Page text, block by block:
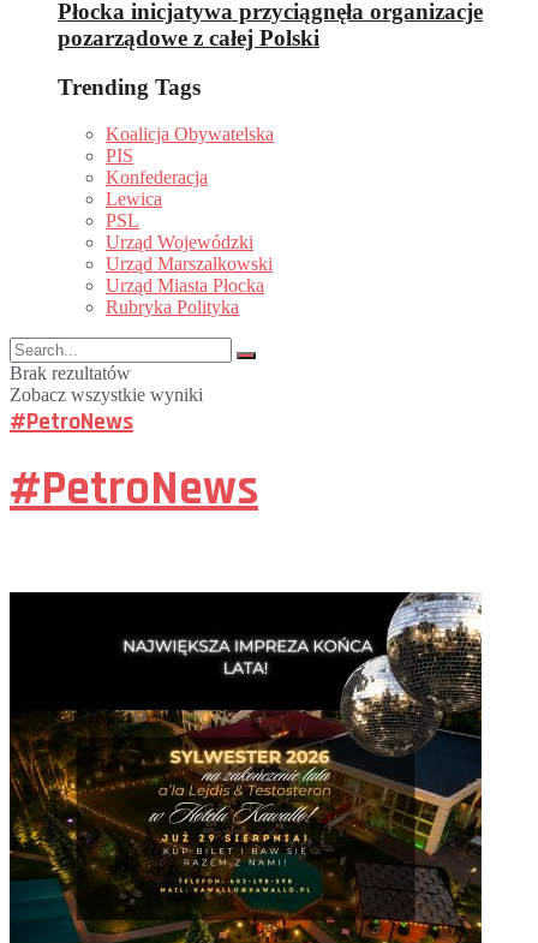
Płocka inicjatywa przyciągnęła organizacje
pozarządowe z całej Polski
Trending Tags
Koalicja Obywatelska
PIS
Konfederacja
Lewica
PSL
Urząd Wojewódzki
Urząd Marszałkowski
Urząd Miasta Płocka
Rubryka Polityka
Brak rezultatów
Zobacz wszystkie wyniki
#PetroNews
#PetroNews